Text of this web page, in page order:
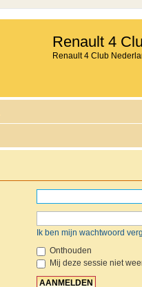
Renault 4
Renault 4 Club
Ik ben mijn wachtwoord
Onthouden
Mij deze sessie niet